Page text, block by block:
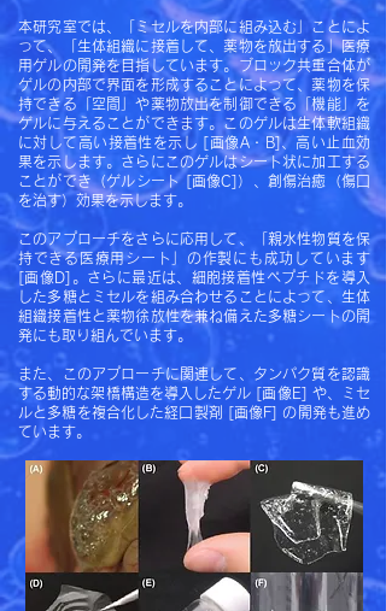
本研究室では、「ミセルを内部に組み込む」ことによ
って、「生体組織に接着して、薬物を放出する」医療
用ゲルの開発を目指しています。ブロック共重合体が
ゲルの内部で界面を形成することによって、薬物を保
持できる「空間」や薬物放出を制御できる「機能」を
ゲルに与えることができます。このゲルは生体軟組織
に対して高い接着性を示し [画像A・B]、高い止血効
果を示します。さらにこのゲルはシート状に加工する
ことができ（ゲルシート [画像C]）、創傷治癒（傷口
を治す）効果を示します。
このアプローチをさらに応用して、「親水性物質を保
持できる医療用シート」の作製にも成功しています
[画像D]。さらに最近は、細胞接着性ペプチドを導入
した多糖とミセルを組み合わせることによって、生体
組織接着性と薬物徐放性を兼ね備えた多糖シートの開
発にも取り組んでいます。
また、このアプローチに関連して、タンパク質を認識
する動的な架橋構造を導入したゲル [画像E] や、ミセ
ルと多糖を複合化した経口製剤 [画像F] の開発も進め
ています。